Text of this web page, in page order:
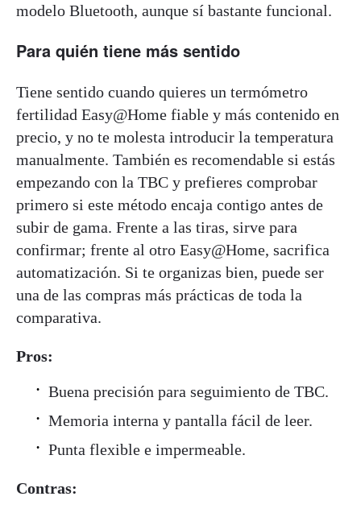
modelo Bluetooth, aunque sí bastante funcional.
Para quién tiene más sentido
Tiene sentido cuando quieres un termómetro
fertilidad Easy@Home fiable y más contenido en
precio, y no te molesta introducir la temperatura
manualmente. También es recomendable si estás
empezando con la TBC y prefieres comprobar
primero si este método encaja contigo antes de
subir de gama. Frente a las tiras, sirve para
confirmar; frente al otro Easy@Home, sacrifica
automatización. Si te organizas bien, puede ser
una de las compras más prácticas de toda la
comparativa.
Pros:
Buena precisión para seguimiento de TBC.
Memoria interna y pantalla fácil de leer.
Punta flexible e impermeable.
Contras: